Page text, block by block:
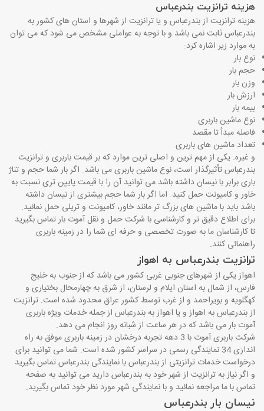
هزینه ترانزیت بندرعباس
هزینه ترانزیت از بندرعباس و یا ترانزیت از شهرها و استان های کشور به
بندرعباس ثابت نمی باشد و با توجه به عواملی مشخص می شود که می توان
به موارد زیر اشاره کرد:
نوع بار
حجم بار
وزن بار
ارزش بار
بیمه بار
نوع ماشین باربری
فاصله مبدأ تا مقصد
تعداد ماشین های باربری
و غیره. یکی از مهم ترین و اصلی ترین موارد که بر قیمت باربری و ترانزیت
بندرعباس تأثیرگذار است، نوع ماشین باربری می باشد. اگر بار شما حجم و تناژ
باری برابر با نیسان داشته باشد می توانید آن را با قیمت پایین تری نسبت به
خاور و کامیونت حمل کنید. اما اگر بار شما حجم بیشتری از نیسان داشته
باشد باید با ماشین های بزرگ تر مانند خاور، کامیونت و تریلی حمل نمائید.
برای اطلاع دقیق تر و کارشناسی با شرکت حمل و نقل آموت بار تماس بگیرید
تا کارشناسان ما به صورت تخصصی و حرفه ای شما را در زمینه باربری
راهنمائی کنند.
ترانزیت بندرعباس به اهواز
اهواز یکی از شهرهای جنوبی غربی کشور می باشد که از جنوب به خلیج
فارس، از شمال به استان ایلام و لرستان، از شرق به چهارمحال بختیاری و
کهگلویه و بویراحمد و از غرب توسط کشور عراق محدود شده است. ترانزیت
از بندرعباس به اهواز و یا اهواز به بندرعباس از جمله خدمات ویژه باربری
آموت بار می باشد که در هر ساعت از شبانه روز انجام می دهد.
شرکت باربری آموت با 3 دهه تجربه درخشان در زمینه باربری موفق به راه
اندازی 34 نمایندگی رسمی در سراسر کشور شده است. شما می توانید برای
درخواست خدمات ترانزیتی از بندرعباس با نمایندگی بندرعباس تماس بگیرید
و اگر نیاز به ترانزیت از شهر خود به بندرعباس دارید می توانید به صفحه
تماس با ما مراجعه نمائید و با نمایندگی شهر مورد نظر خود تماس بگیرید.
نیسان بار بندرعباس